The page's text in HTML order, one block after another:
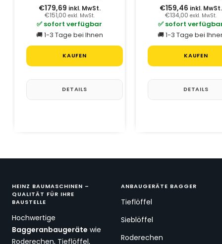
€179,69 inkl. MwSt.
€151,00 exkl. MwSt.
✅ sofort verfügbar
🚚 1-3 Tage bei Ihnen
KAUFEN
DETAILS
€159,46 inkl. MwSt.
€134,00 exkl. MwSt.
✅ sofort
🚚 1-3 Tage bei
KAUFEN
DETAILS
HEINZ BAUMASCHINEN –
QUALITÄT FÜR IHRE
BAUSTELLE
Hochwertige
Baggeranbaugeräte wie
Roderechen, Tieflöffel,
ANBAUGERÄTE BAGGER
Tieflöffel
Sieblöffel
Roderechen